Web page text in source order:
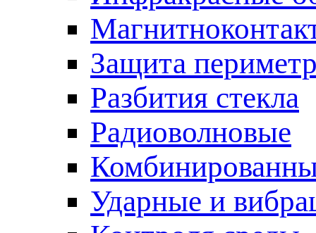
Защита
Разбития стекла
Радиоволновые
Ударные и